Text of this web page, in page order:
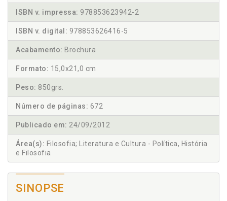
ISBN v. impressa: 978853623942-2
ISBN v. digital: 978853626416-5
Acabamento: Brochura
Formato: 15,0x21,0 cm
Peso: 850grs.
Número de páginas: 672
Publicado em: 24/09/2012
Área(s): Filosofia; Literatura e Cultura - Política, História
e Filosofia
SINOPSE